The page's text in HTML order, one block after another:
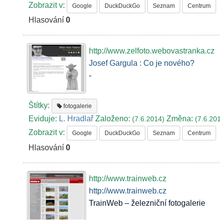
Zobrazit v: Google DuckDuckGo Seznam Centrum
Hlasování0
http://www.zelfoto.webovastranka.cz
Josef Gargula : Co je nového?
-
Štítky: fotogalerie
Eviduje: L. Hradlař Založeno:(7.6.2014)Změna:
Zobrazit v: Google DuckDuckGo Seznam Centrum
Hlasování0
http://www.trainweb.cz
http://www.trainweb.cz
TrainWeb – železniční fotogalerie